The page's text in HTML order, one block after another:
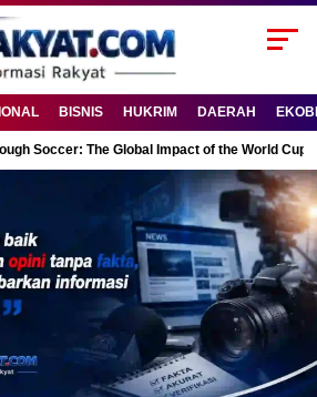
BISNIS HUKRIM DAERAH
Soccer: The Global Impact of the World Cup